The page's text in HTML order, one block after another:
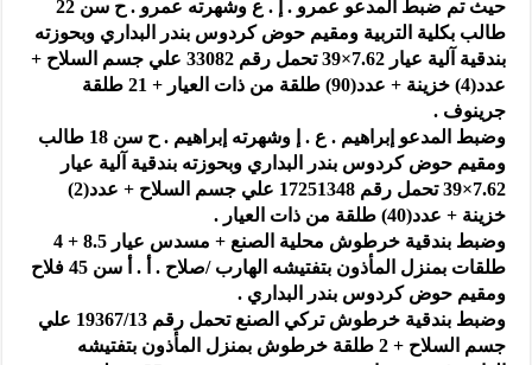
حيث تم ضبط المدعو عمرو . إ . ع وشهرته عمرو . ح سن 22
طالب بكلية التربية ومقيم حوض كردوس بندر البداري وبحوزته
بندقية آلية عيار 7.62×39 تحمل رقم 33082 علي جسم السلاح +
عدد(4) خزينة + عدد(90) طلقة من ذات العيار + 21 طلقة
جرينوف .
وضبط المدعو إبراهيم . ع . إ وشهرته إبراهيم . ح سن 18 طالب
ومقيم حوض كردوس بندر البداري وبحوزته بندقية آلية عيار
7.62×39 تحمل رقم 17251348 علي جسم السلاح + عدد(2)
خزينة + عدد(40) طلقة من ذات العيار .
وضبط بندقية خرطوش محلية الصنع + مسدس عيار 8.5 + 4
طلقات بمنزل المأذون بتفتيشه الهارب /صلاح . أ . أ سن 45 فلاح
ومقيم حوض كردوس بندر البداري .
وضبط بندقية خرطوش تركي الصنع تحمل رقم 19367/13 علي
جسم السلاح + 2 طلقة خرطوش بمنزل المأذون بتفتيشه